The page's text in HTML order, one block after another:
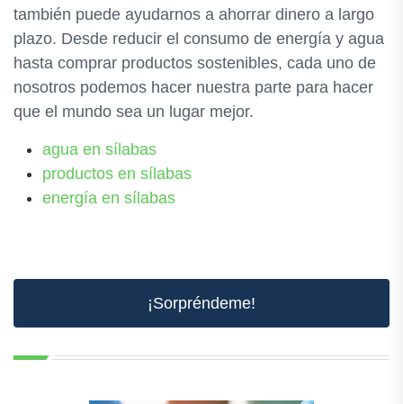
también puede ayudarnos a ahorrar dinero a largo
plazo. Desde reducir el consumo de energía y agua
hasta comprar productos sostenibles, cada uno de
nosotros podemos hacer nuestra parte para hacer
que el mundo sea un lugar mejor.
agua en sílabas
productos en sílabas
energía en sílabas
¡Sorpréndeme!